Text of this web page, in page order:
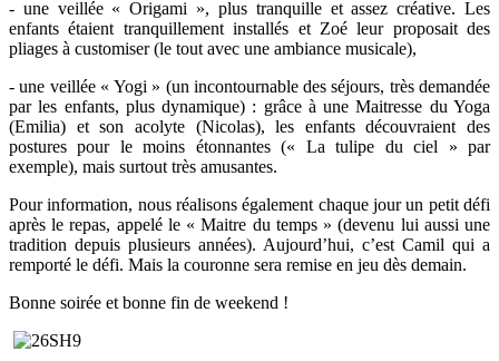
- une veillée « Origami », plus tranquille et assez créative. Les
enfants étaient tranquillement installés et Zoé leur proposait des
pliages à customiser (le tout avec une ambiance musicale),
- une veillée « Yogi » (un incontournable des séjours, très demandée
par les enfants, plus dynamique) : grâce à une Maitresse du Yoga
(Emilia) et son acolyte (Nicolas), les enfants découvraient des
postures pour le moins étonnantes (« La tulipe du ciel » par
exemple), mais surtout très amusantes.
Pour information, nous réalisons également chaque jour un petit défi
après le repas, appelé le « Maitre du temps » (devenu lui aussi une
tradition depuis plusieurs années). Aujourd’hui, c’est Camil qui a
remporté le défi. Mais la couronne sera remise en jeu dès demain.
Bonne soirée et bonne fin de weekend !